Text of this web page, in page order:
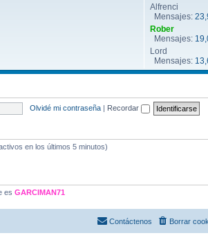
Alfrenci
Mensajes:
Rober
Mensajes:
Lord
Mensajes:
Olvidé mi contraseña | Recordar
en los últimos 5 minutos)
es GARCIMAN71
Borrar
Contáctenos